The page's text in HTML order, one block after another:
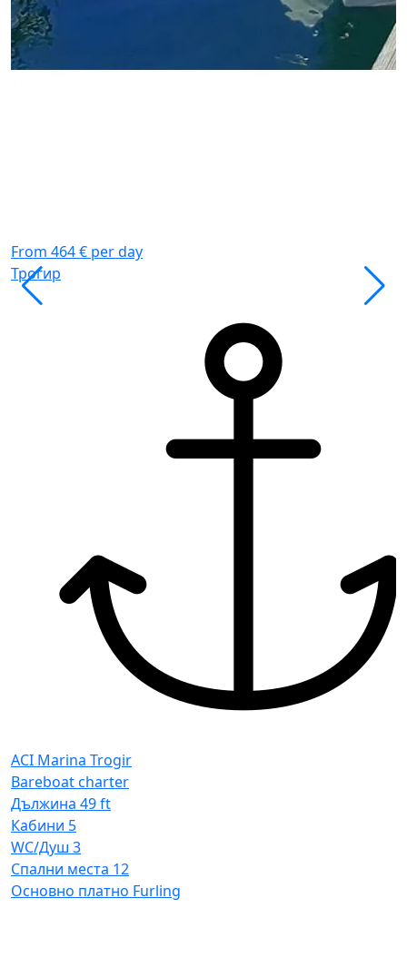
From 464 € per day
Трогир
ACI Marina Trogir
Bareboat charter
Дължина 49 ft
Кабини 5
WC/Душ 3
Спални места 12
Основно платно Furling